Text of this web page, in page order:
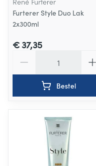
Furterer Style Duo Lak
2x300ml
€ 37,35
Bestel